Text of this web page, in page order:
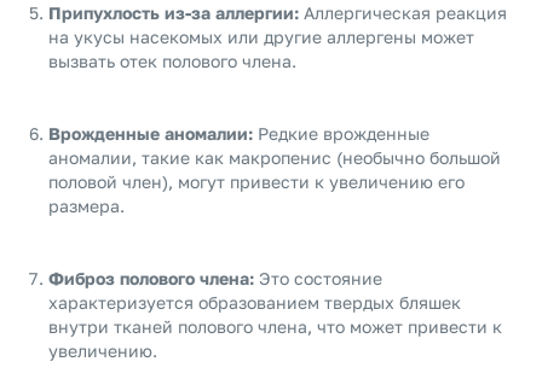
Припухлость из-за аллергии: Аллергическая реакция
на укусы насекомых или другие аллергены может
вызвать отек полового члена.
Врожденные аномалии: Редкие врожденные
аномалии, такие как макропенис (необычно большой
половой член), могут привести к увеличению его
размера.
Фиброз полового члена: Это состояние
характеризуется образованием твердых бляшек
внутри тканей полового члена, что может привести к
увеличению.